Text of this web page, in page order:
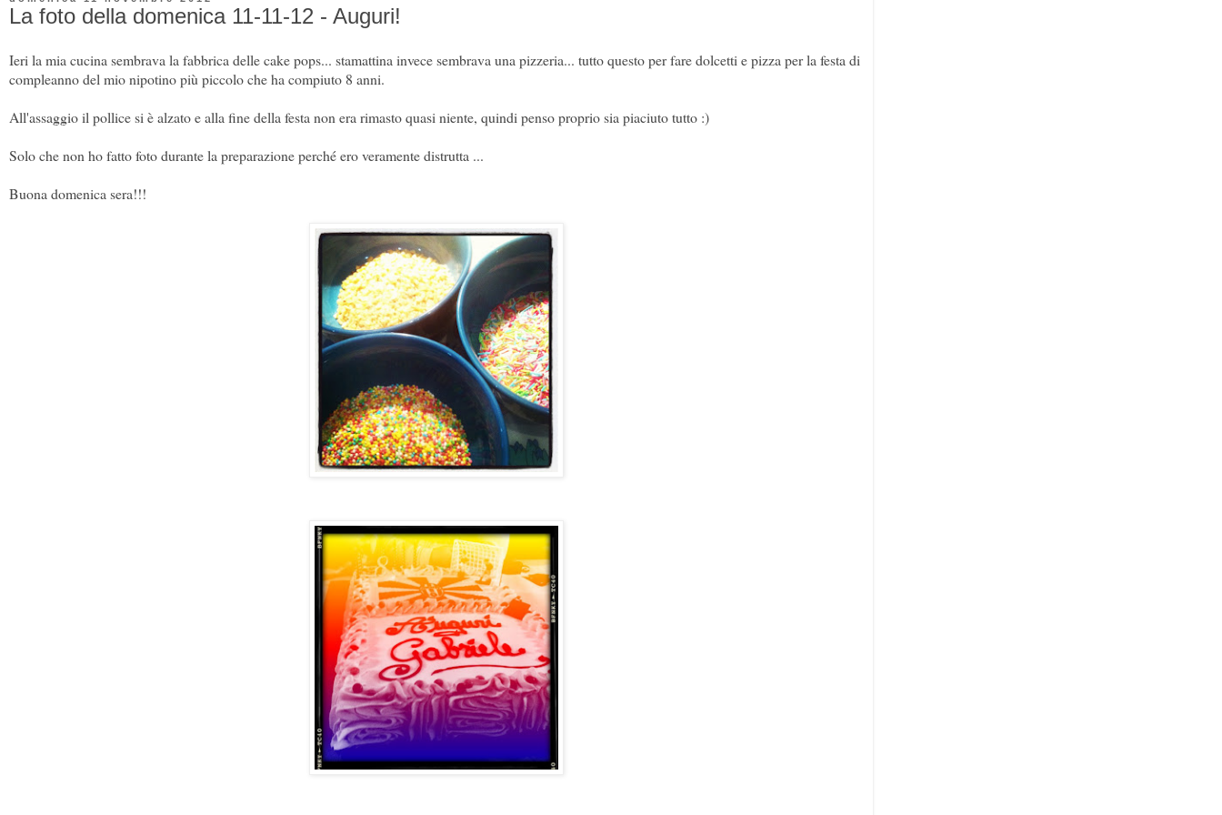
La foto della domenica 11-11-12 - Auguri!
Ieri la mia cucina sembrava la fabbrica delle cake pops... stamattina invece sembrava una pizzeria... tutto questo per fare dolcetti e pizza per la festa di
compleanno del mio nipotino più piccolo che ha compiuto 8 anni.
All'assaggio il pollice si è alzato e alla fine della festa non era rimasto quasi niente, quindi penso proprio sia piaciuto tutto :)
Solo che non ho fatto foto durante la preparazione perché ero veramente distrutta ...
Buona domenica sera!!!